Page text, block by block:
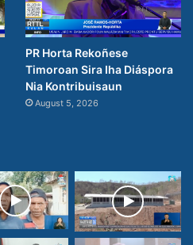
PR Horta Rekoñese
Timoroan Sira Iha Diáspora
Nia Kontribuisaun
August 5, 2026